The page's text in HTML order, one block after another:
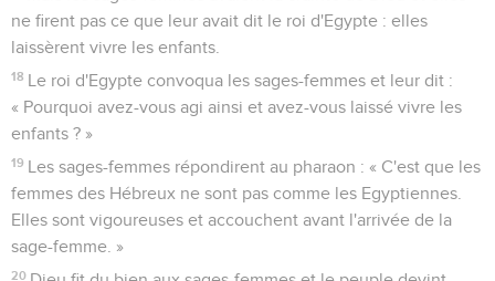
ne firent pas ce que leur avait dit le roi d'Egypte : elles
laissèrent vivre les enfants.
18 Le roi d'Egypte convoqua les sages-femmes et leur dit :
« Pourquoi avez-vous agi ainsi et avez-vous laissé vivre les
enfants ? »
19 Les sages-femmes répondirent au pharaon : « C'est que les
femmes des Hébreux ne sont pas comme les Egyptiennes.
Elles sont vigoureuses et accouchent avant l'arrivée de la
sage-femme. »
20